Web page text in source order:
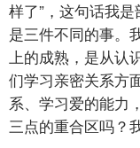
样了”，这句话我
是三件不同的事。
上的成熟，是从
们学习亲密关系方
系、学习爱的能力
三点的重合区吗？